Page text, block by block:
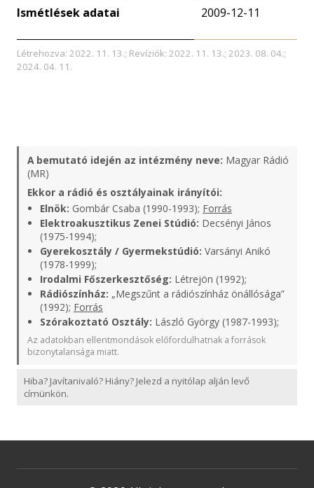
Ismétlések adatai 2009-12-11
Létrehozva: 2022. 11. 13.; Revíziók: 2022. 11. 13.; 2023. 08. 04.;
2024. 04. 11.
A bemutató idején az intézmény neve: Magyar Rádió
(MR)
Ekkor a rádió és osztályainak irányítói:
Elnök: Gombár Csaba (1990-1993); Forrás
Elektroakusztikus Zenei Stúdió: Decsényi János
(1975-1994);
Gyerekosztály / Gyermekstúdió: Varsányi Anikó
(1978-1999);
Irodalmi Főszerkesztőség: Létrejön (1992);
Rádiószínház: „Megszűnt a rádiószínház önállósága”
(1992); Forrás
Szórakoztató Osztály: László György (1987-1993);
Az adatokban ellentmondások előfordulhatnak a források
bizonytalansága miatt.
Hiba? Javítanivaló? Hiány? Jelezd a nyitólap alján levő
címünkön.